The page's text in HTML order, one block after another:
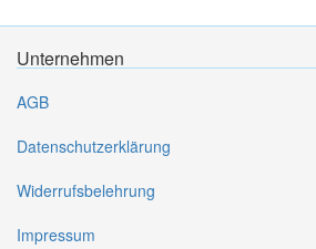
Unternehmen
AGB
Datenschutzerklärung
Widerrufsbelehrung
Impressum